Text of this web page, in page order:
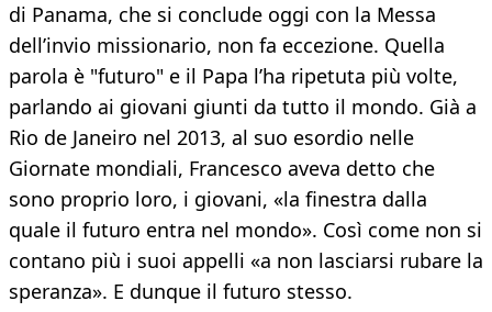
di Panama, che si conclude oggi con la Messa
dell’invio missionario, non fa eccezione. Quella
parola è "futuro" e il Papa l’ha ripetuta più volte,
parlando ai giovani giunti da tutto il mondo. Già a
Rio de Janeiro nel 2013, al suo esordio nelle
Giornate mondiali, Francesco aveva detto che
sono proprio loro, i giovani, «la finestra dalla
quale il futuro entra nel mondo». Così come non si
contano più i suoi appelli «a non lasciarsi rubare la
speranza». E dunque il futuro stesso.